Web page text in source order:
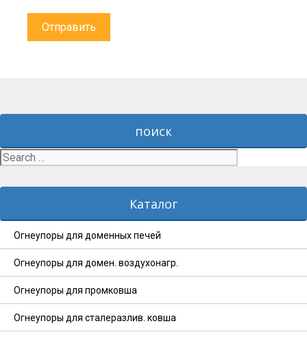
поиск
Search
for:
Каталог
Огнеупоры для доменных печей
Огнеупоры для домен. воздухонагр.
Огнеупоры для промковша
Огнеупоры для сталеразлив. ковша